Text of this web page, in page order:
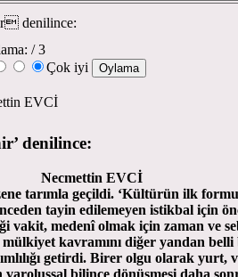
denilince:
/ 3
Çok iyi
EVCİ
denilince:
EVCİ
tarımla geçildi. ‘Kültürün ilk
tayin edilemeyen istikbal için
vakit, medenî olmak için zaman ve
kavramını diğer yandan
getirdi. Birer olgu olarak
varoluşsal bilince dönüşmesi daha